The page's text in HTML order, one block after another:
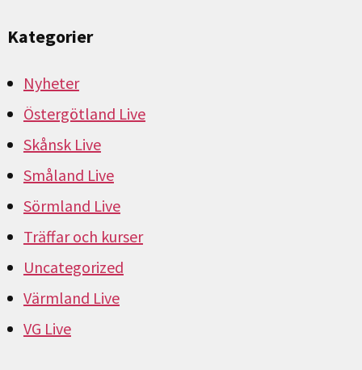
Kategorier
Nyheter
Östergötland Live
Skånsk Live
Småland Live
Sörmland Live
Träffar och kurser
Uncategorized
Värmland Live
VG Live